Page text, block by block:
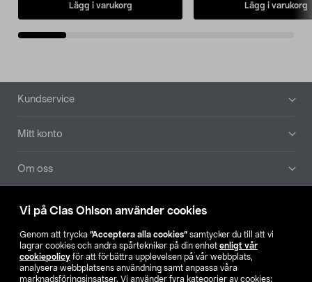
Vi på Clas Ohlson använder cookies
Genom att trycka ”Acceptera alla cookies” samtycker du till att vi
lagrar cookies och andra spårtekniker på din enhet enligt vår
cookiepolicy för att förbättra upplevelsen på vår webbplats,
analysera webbplatsens användning samt anpassa våra
marknadsföringsinsatser. Vi använder fyra kategorier av cookies:
Lägg i varukorg Lägg i varukorg
Sidfot
Kundservice
Mitt konto
Om oss
Aktuellt
Våra bolag
Hitta butik